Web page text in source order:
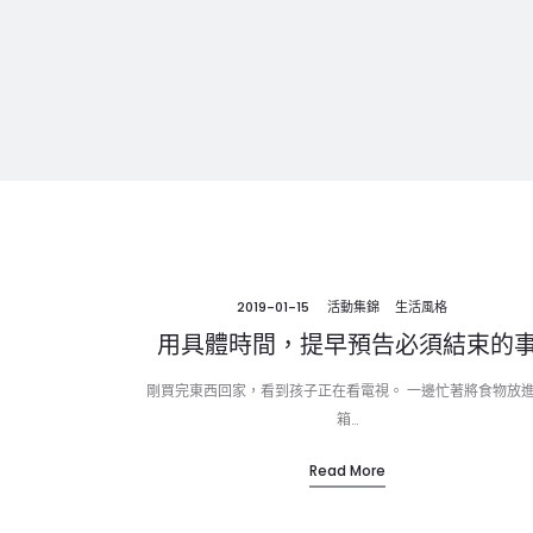
2019-01-15 活動集錦 生活風格
用具體時間，提早預告必須結束的
剛買完東西回家，看到孩子正在看電視。 一邊忙著將食物放
箱…
Read More